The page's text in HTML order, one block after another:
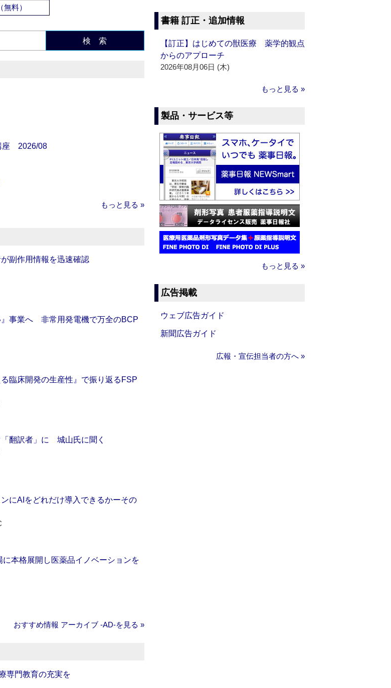
料）
検 索
座 2026/08
もっと見る »
副作用情報を迅速確認
』事業へ 非常用発電機で万全のBCP
臨床開発の生産性』で振り返るFSP
「翻訳者」に 城山氏に聞く
にAIをどれだけ導入できるかーその
本格展開し医薬品イノベーションを
おすすめ情報 アーカイブ ‐AD‐を見る »
専門教育の充実を
書籍 訂正・追加情報
【訂正】はじめての獣医療 薬学的観点
からのアプローチ
2026年08月06日 (木)
もっと見る »
製品・サービス等
もっと見る »
広告掲載
ウェブ広告ガイド
新聞広告ガイド
広報・宣伝担当者の方へ »